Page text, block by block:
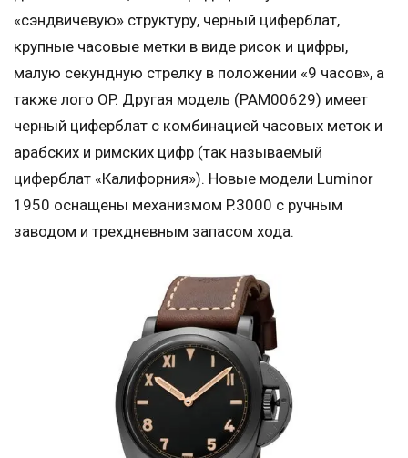
«сэндвичевую» структуру, черный циферблат,
крупные часовые метки в виде рисок и цифры,
малую секундную стрелку в положении «9 часов», а
также лого OP. Другая модель (PAM00629) имеет
черный циферблат с комбинацией часовых меток и
арабских и римских цифр (так называемый
циферблат «Калифорния»). Новые модели Luminor
1950 оснащены механизмом P.3000 с ручным
заводом и трехдневным запасом хода.